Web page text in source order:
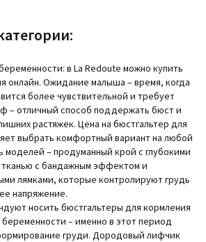
в La Redoute можно купить
онлайн. Ожидание малыша – время, когда
более чувствительной и требует
– отличный способ поддержать бюст и
растяжек. Цена на бюстгальтер для
выбрать комфортный вариант на любой
– продуманный крой с глубокими
с бандажным эффектом и
лямками, которые контролируют грудь
напряжение.
носить бюстгальтеры для кормления
– именно в этот период
груди. Дородовый лифчик